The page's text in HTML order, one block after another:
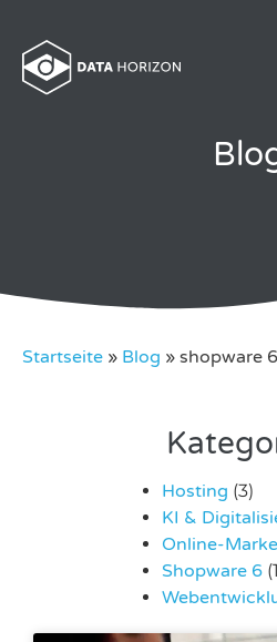
Startseite » Blog » shopware
Hosting (3)
KI &
Online-
Shopware 6